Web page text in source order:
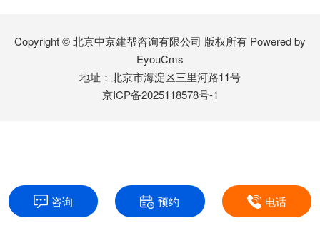
Copyright © 北京中京建帮咨询有限公司 版权所有 Powered by
EyouCms
地址：北京市海淀区三里河路11号
京ICP备2025118578号-1
咨询 预约 电话